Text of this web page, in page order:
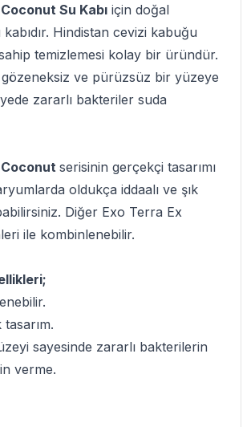
Su Kabı için doğal
Hindistan cevizi kabuğu
temizlemesi kolay bir üründür.
ve pürüzsüz bir yüzeye
zararlı bakteriler suda
serisinin gerçekçi tasarımı
oldukça iddaalı ve şık
Diğer Exo Terra Ex
ile kombinlenebilir.
sayesinde zararlı bakterilerin
verme.